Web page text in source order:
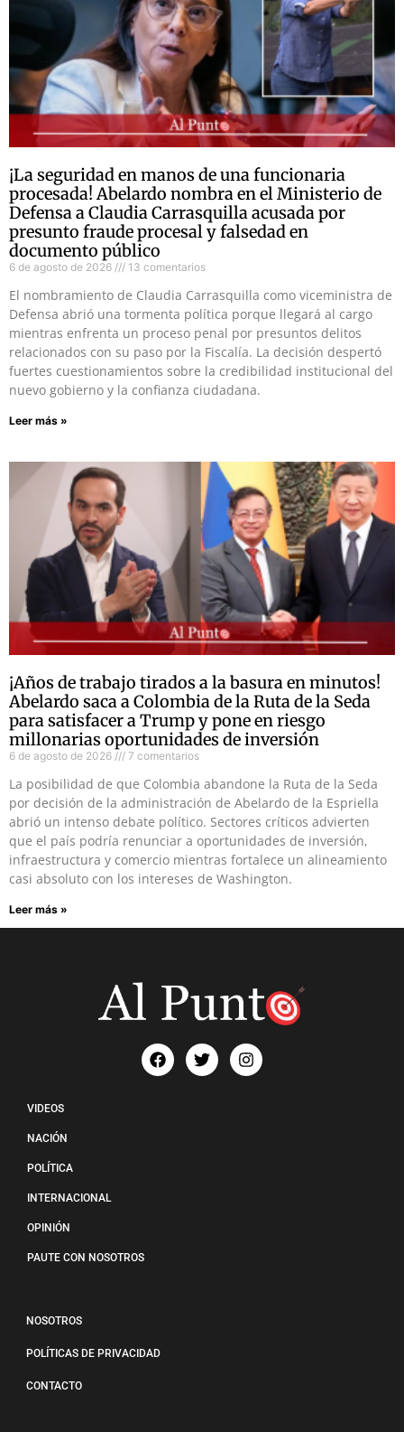
¡La seguridad en manos de una funcionaria
procesada! Abelardo nombra en el Ministerio de
Defensa a Claudia Carrasquilla acusada por
presunto fraude procesal y falsedad en
documento público
6 de agosto de 2026 13 comentarios
El nombramiento de Claudia Carrasquilla como viceministra de
Defensa abrió una tormenta política porque llegará al cargo
mientras enfrenta un proceso penal por presuntos delitos
relacionados con su paso por la Fiscalía. La decisión despertó
fuertes cuestionamientos sobre la credibilidad institucional del
nuevo gobierno y la confianza ciudadana.
Leer más »
¡Años de trabajo tirados a la basura en minutos!
Abelardo saca a Colombia de la Ruta de la Seda
para satisfacer a Trump y pone en riesgo
millonarias oportunidades de inversión
6 de agosto de 2026 7 comentarios
La posibilidad de que Colombia abandone la Ruta de la Seda
por decisión de la administración de Abelardo de la Espriella
abrió un intenso debate político. Sectores críticos advierten
que el país podría renunciar a oportunidades de inversión,
infraestructura y comercio mientras fortalece un alineamiento
casi absoluto con los intereses de Washington.
Leer más »
VIDEOS
NACIÓN
POLÍTICA
INTERNACIONAL
OPINIÓN
PAUTE CON NOSOTROS
NOSOTROS
POLÍTICAS DE PRIVACIDAD
CONTACTO